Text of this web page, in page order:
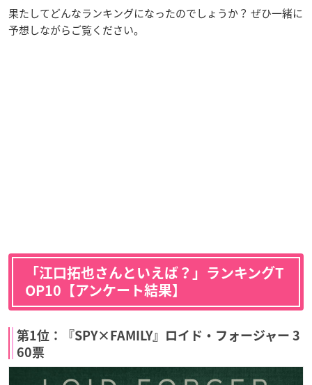
果たしてどんなランキングになったのでしょうか？ ぜひ一緒に
予想しながらご覧ください。
「江口拓也さんといえば？」ランキングT
OP10【アンケート結果】
第1位：『SPY×FAMILY』ロイド・フォージャー 3
60票